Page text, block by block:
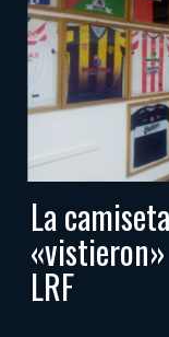
La
LRF